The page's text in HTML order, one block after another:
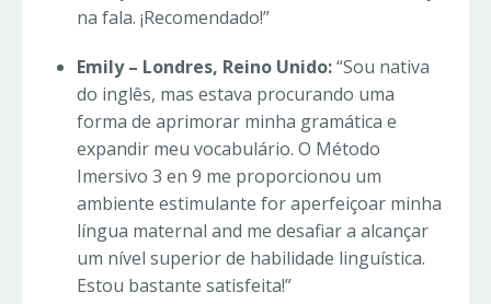
na fala. ¡Recomendado!”
Emily – Londres, Reino Unido:“Sou nativa
do inglês, mas estava procurando uma
forma de aprimorar minha gramática e
expandir meu vocabulário. O Método
Imersivo 3 en 9 me proporcionou um
ambiente estimulante for aperfeiçoar minha
língua maternal and me desafiar a alcançar
um nível superior de habilidade linguística.
Estou bastante satisfeita!”